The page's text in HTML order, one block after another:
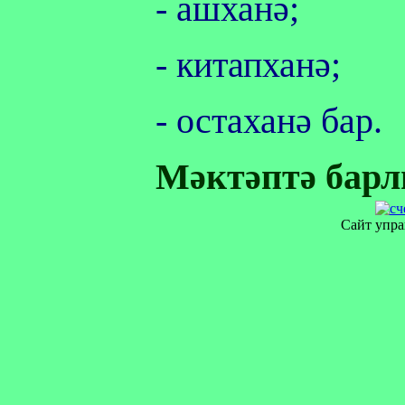
- ашханә;
- китапханә;
- остаханә бар.
Мәктәптә
Сайт